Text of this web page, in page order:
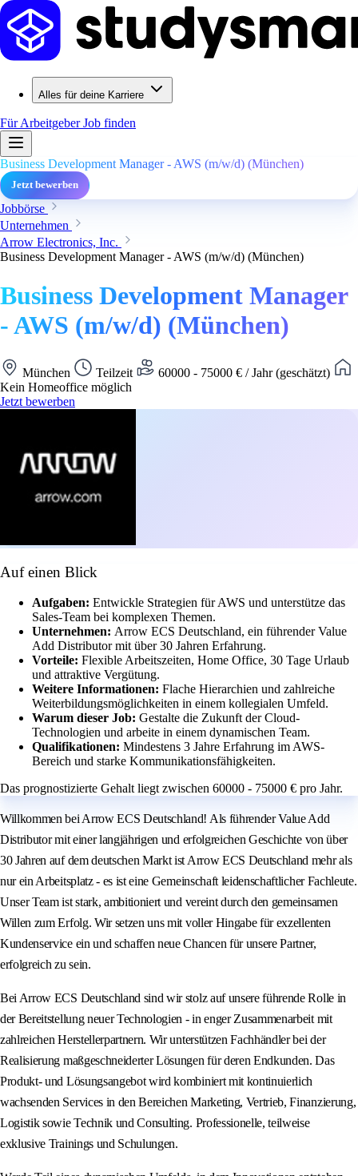
Alles für deine Karriere
Für ArbeitgeberJob finden
Business Development Manager - AWS (m/w/d) (München)
Jetzt bewerben
Jobbörse
Unternehmen
Arrow Electronics, Inc.
Business Development Manager - AWS (m/w/d) (München)
Business Development Manager
- AWS (m/w/d) (München)
München Teilzeit
60000 - 75000 € / Jahr (geschätzt)
Kein Homeoffice möglich
Jetzt bewerben
Auf einen Blick
Aufgaben: Entwickle Strategien für AWS und unterstütze das
Sales-Team bei komplexen Themen.
Unternehmen: Arrow ECS Deutschland, ein führender Value
Add Distributor mit über 30 Jahren Erfahrung.
Vorteile: Flexible Arbeitszeiten, Home Office, 30 Tage Urlaub
und attraktive Vergütung.
Weitere Informationen: Flache Hierarchien und zahlreiche
Weiterbildungsmöglichkeiten in einem kollegialen Umfeld.
Warum dieser Job: Gestalte die Zukunft der Cloud-
Technologien und arbeite in einem dynamischen Team.
Qualifikationen: Mindestens 3 Jahre Erfahrung im AWS-
Bereich und starke Kommunikationsfähigkeiten.
Das prognostizierte Gehalt liegt zwischen 60000 - 75000 € pro Jahr.
Willkommen bei Arrow ECS Deutschland! Als führender Value Add
Distributor mit einer langjährigen und erfolgreichen Geschichte von über
30 Jahren auf dem deutschen Markt ist Arrow ECS Deutschland mehr als
nur ein Arbeitsplatz - es ist eine Gemeinschaft leidenschaftlicher Fachleute.
Unser Team ist stark, ambitioniert und vereint durch den gemeinsamen
Willen zum Erfolg. Wir setzen uns mit voller Hingabe für exzellenten
Kundenservice ein und schaffen neue Chancen für unsere Partner,
erfolgreich zu sein.
Bei Arrow ECS Deutschland sind wir stolz auf unsere führende Rolle in
der Bereitstellung neuer Technologien - in enger Zusammenarbeit mit
zahlreichen Herstellerpartnern. Wir unterstützen Fachhändler bei der
Realisierung maßgeschneiderter Lösungen für deren Endkunden. Das
Produkt- und Lösungsangebot wird kombiniert mit kontinuierlich
wachsenden Services in den Bereichen Marketing, Vertrieb, Finanzierung,
Logistik sowie Technik und Consulting. Professionelle, teilweise
exklusive Trainings und Schulungen.